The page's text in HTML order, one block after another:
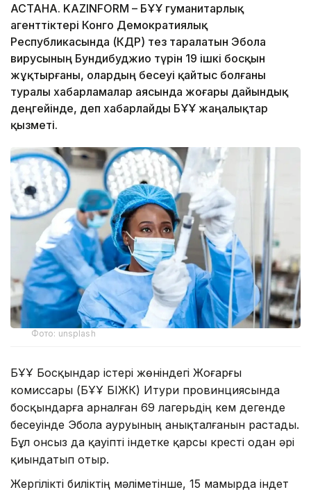
АСТАНА. KAZINFORM – БҰҰ гуманитарлық
агенттіктері Конго Демократиялық
Республикасында (КДР) тез таралатын Эбола
вирусының Бундибуджио түрін 19 ішкі босқын
жұқтырғаны, олардың бесеуі қайтыс болғаны
туралы хабарламалар аясында жоғары дайындық
деңгейінде, деп хабарлайды БҰҰ жаңалықтар
қызметі.
Фото: unsplash
БҰҰ Босқындар істері жөніндегі Жоғарғы
комиссары (БҰҰ БІЖК) Итури провинциясында
босқындарға арналған 69 лагерьдің кем дегенде
бесеуінде Эбола ауруының анықталғанын растады.
Бұл онсыз да қауіпті індетке қарсы күресті одан әрі
қиындатып отыр.
Жергілікті биліктің мәліметінше, 15 мамырда індет